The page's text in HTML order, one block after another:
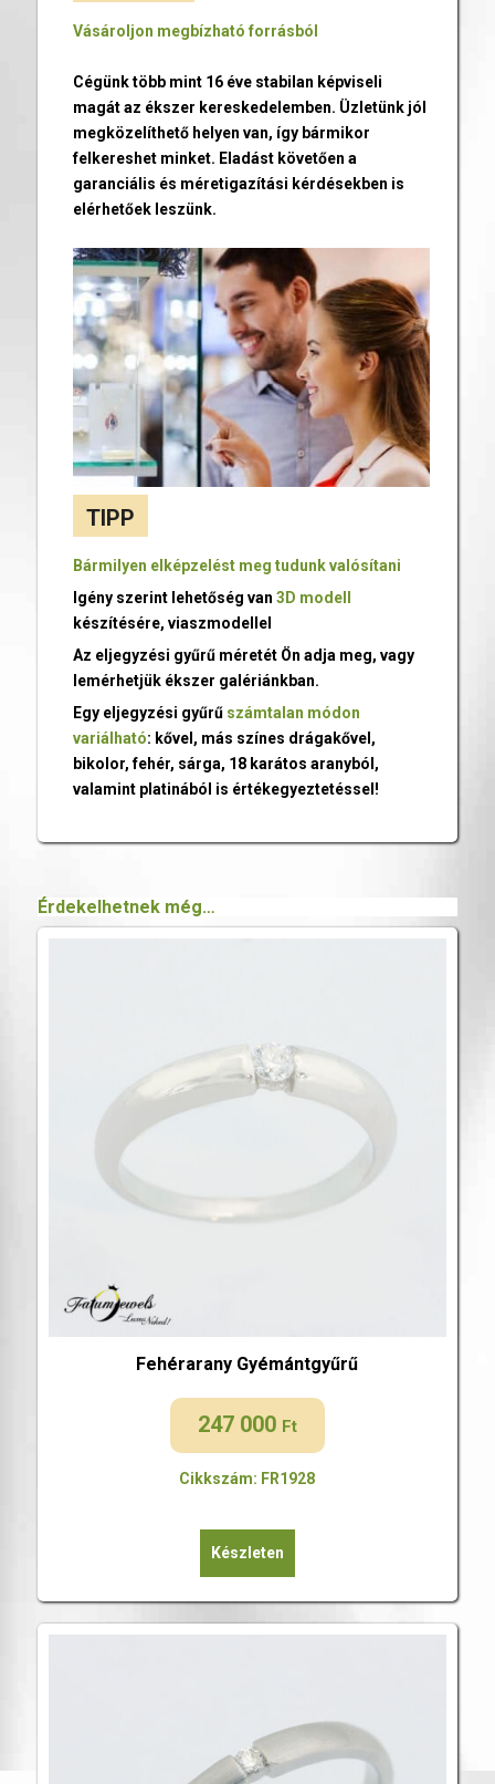
Vásároljon megbízható forrásból
Cégünk több mint 16 éve stabilan képviseli
magát az ékszer kereskedelemben. Üzletünk jól
megközelíthető helyen van, így bármikor
felkereshet minket. Eladást követően a
garanciális és méretigazítási kérdésekben is
elérhetőek leszünk.
TIPP
Bármilyen elképzelést meg tudunk valósítani
Igény szerint lehetőség van 3D modell
készítésére, viaszmodellel
Az eljegyzési gyűrű méretét Ön adja meg, vagy
lemérhetjük ékszer galériánkban.
Egy eljegyzési gyűrű számtalan módon
variálható: kővel, más színes drágakővel,
bikolor, fehér, sárga, 18 karátos aranyból,
valamint platinából is értékegyeztetéssel!
Érdekelhetnek még…
Fehérarany Gyémántgyűrű
247 000 Ft
Cikkszám: FR1928
Készleten